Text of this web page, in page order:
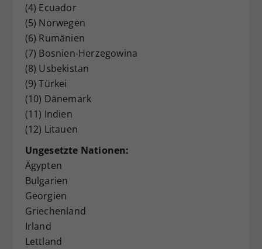
(4) Ecuador
(5) Norwegen
(6) Rumänien
(7) Bosnien-Herzegowina
(8) Usbekistan
(9) Türkei
(10) Dänemark
(11) Indien
(12) Litauen
Ungesetzte Nationen:
Ägypten
Bulgarien
Georgien
Griechenland
Irland
Lettland